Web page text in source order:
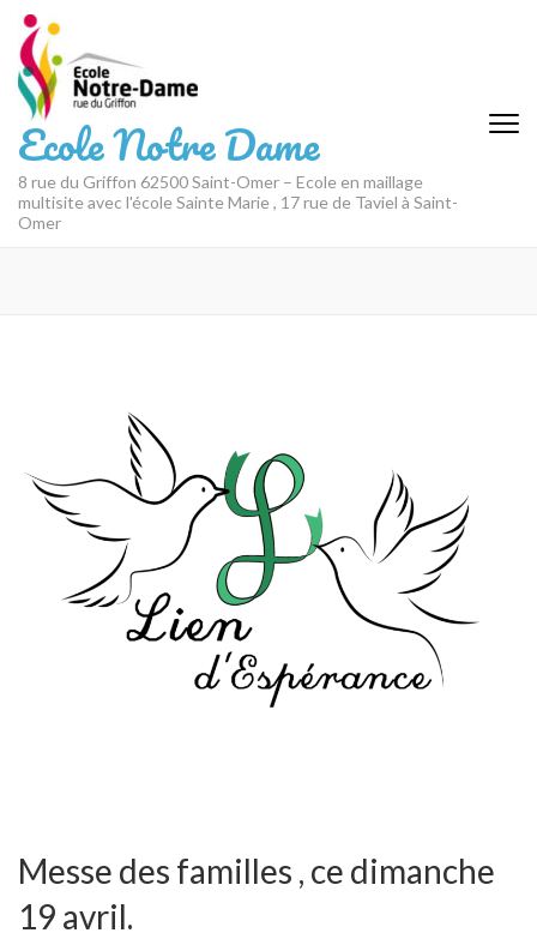
Aller
au
contenu
(Pressez
Entrée)
Ecole Notre Dame
8 rue du Griffon 62500 Saint-Omer – Ecole en maillage
multisite avec l'école Sainte Marie , 17 rue de Taviel à Saint-
Omer
Messe des familles , ce dimanche
19 avril.